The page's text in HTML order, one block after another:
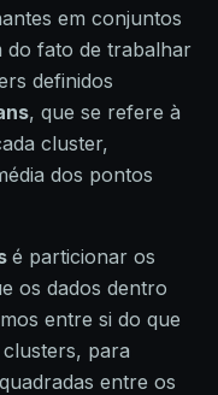
em conjuntos
do fato de trabalhar
definidos
, que se refere à
cluster,
dos pontos
é particionar os
os dados dentro
entre si do que
para
entre os